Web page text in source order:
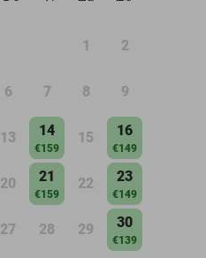
1 2
6 7 8 9
13 14
€159
15 16
€149
20 21
€159
22 23
€149
27 28 29 30
€139